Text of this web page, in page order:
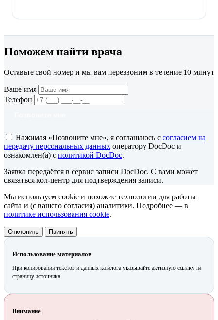
Поможем найти врача
Оставьте свой номер и мы вам перезвоним в течение 10 минут
Ваше имя
Телефон
Нажимая «Позвоните мне», я соглашаюсь с согласием на
передачу персональных данных оператору DocDoc и
ознакомлен(а) с политикой DocDoc.
Заявка передаётся в сервис записи DocDoc. С вами может
связаться кол-центр для подтверждения записи.
Мы используем cookie и похожие технологии для работы
сайта и (с вашего согласия) аналитики. Подробнее — в
политике использования cookie.
Отклонить Принять
Использование материалов
При копировании текстов и данных каталога указывайте активную ссылку на
страницу источника.
Внимание